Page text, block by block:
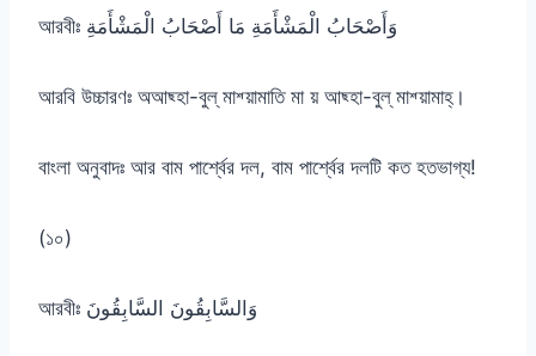
আরবীঃ وَأَصْحَابُ الْمَشْأَمَةِ مَا أَصْحَابُ الْمَشْأَمَةِ
আরবি উচ্চারণঃ অআছ্হা-বুল্ মাশ্য়ামাতি মা য় আছ্হা-বুল্ মাশ্য়ামাহ্।
বাংলা অনুবাদঃ আর বাম পার্শ্বের দল, বাম পার্শ্বের দলটি কত হতভাগ্য!
(১০)
আরবীঃ وَالسَّابِقُونَ السَّابِقُونَ